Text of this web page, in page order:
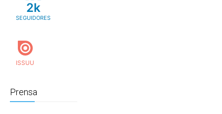
2k
SEGUIDORES
Prensa